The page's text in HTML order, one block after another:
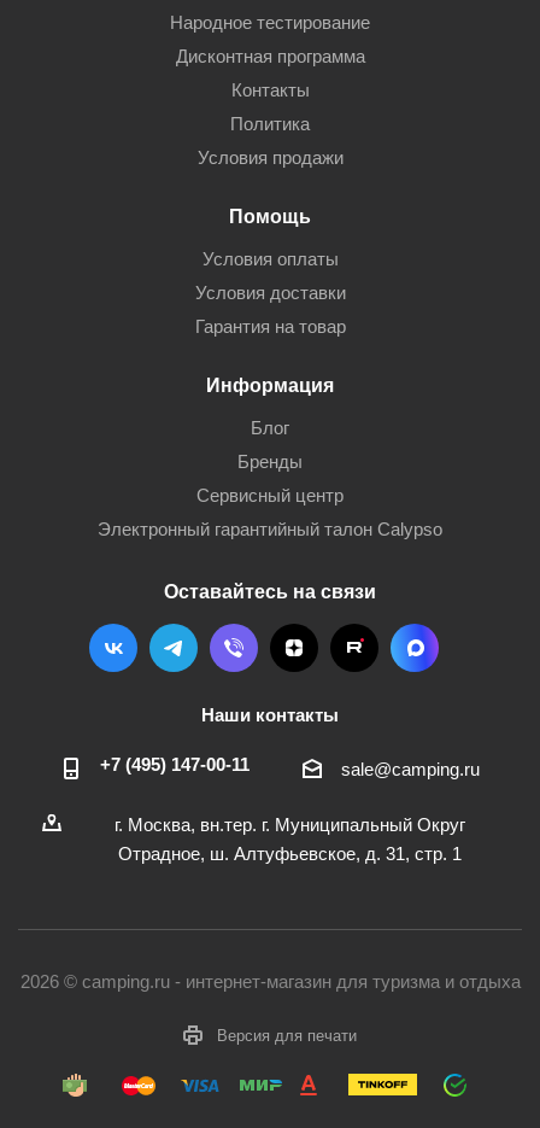
Народное тестирование
Дисконтная программа
Контакты
Политика
Условия продажи
Помощь
Условия оплаты
Условия доставки
Гарантия на товар
Информация
Блог
Бренды
Сервисный центр
Электронный гарантийный талон Calypso
Оставайтесь на связи
Наши контакты
+7 (495) 147-00-11 sale@camping.ru
г. Москва, вн.тер. г. Муниципальный Округ
Отрадное, ш. Алтуфьевское, д. 31, стр. 1
2026 © camping.ru - интернет-магазин для туризма и отдыха
Версия для печати